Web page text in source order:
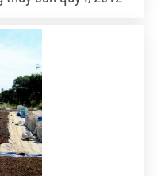
khai thác ước đạt 622
nuôi trồng ước đạt